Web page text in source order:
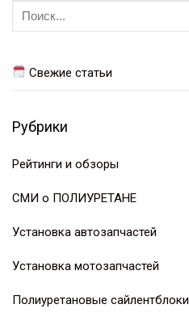
Искать:
Свежие статьи
Рубрики
Рейтинги и обзоры
СМИ о ПОЛИУРЕТАНЕ
Установка автозапчастей
Установка мотозапчастей
Полиуретановые сайлентблоки